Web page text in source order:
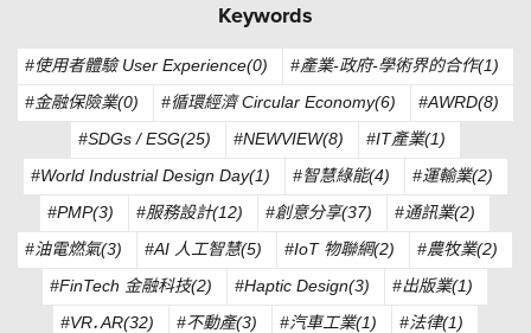
Keywords
#使用者體驗 User Experience(0)
#產業-政府-學術界的合作(1)
#金融保險業(0)
#循環經濟 Circular Economy(6)
#AWRD(8)
#SDGs / ESG(25)
#NEWVIEW(8)
#IT產業(1)
#World Industrial Design Day(1)
#智慧綠能(4)
#運輸業(2)
#PMP(3)
#服務設計(12) #創意分享(37)
#通訊業(2)
#油電燃氣(3)
#AI 人工智慧(5) #IoT 物聯網(2)
#農牧業(2)
#FinTech 金融科技(2)
#Haptic Design(3)
#出版業(1)
#VR．AR(32)
#不動產(3) #汽車工業(1)
#法律(1)